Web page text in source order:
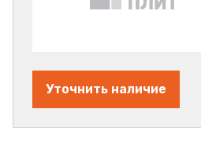
Уточнить наличие